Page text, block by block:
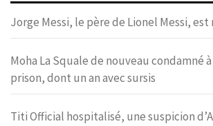
Jorge Messi, le père de Lionel Messi, est
Moha La Squale de nouveau condamné
prison, dont un an avec sursis
Titi Official hospitalisé, une suspicion